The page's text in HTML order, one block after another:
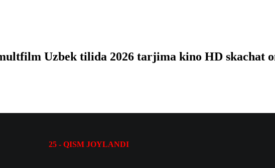
Uzbek tilida 2026 tarjima kino HD skachat
25 - QISM JOYLANDI